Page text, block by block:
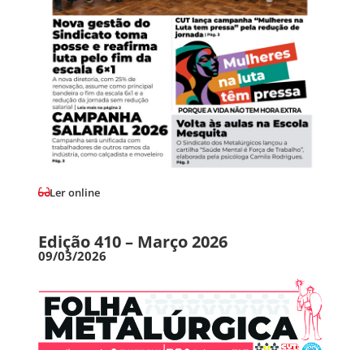
Ler online
Edição 410 – Março 2026
09/03/2026